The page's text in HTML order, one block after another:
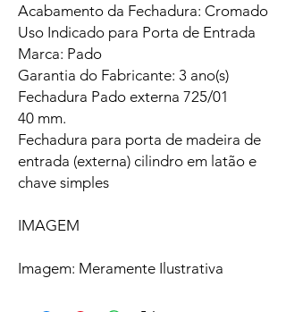
Acabamento da Fechadura: Cromado
Uso Indicado para Porta de Entrada
Marca: Pado
Garantia do Fabricante: 3 ano(s)
Fechadura Pado externa 725/01
40 mm.
Fechadura para porta de madeira de
entrada (externa) cilindro em latão e
chave simples
IMAGEM
Imagem: Meramente Ilustrativa